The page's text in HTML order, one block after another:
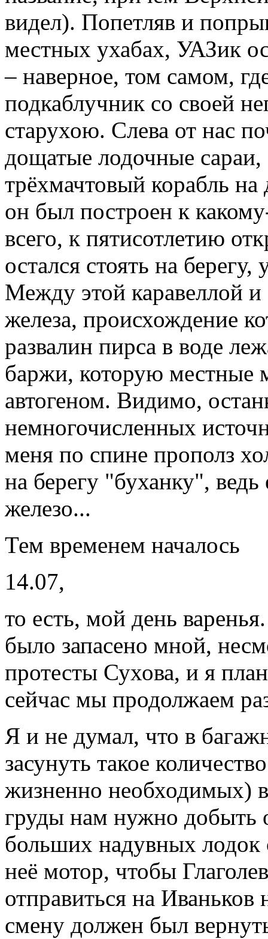
видел). Попетляв и
местных ухабах, УАЗик
– наверное, том самом,
подкаблучник со своей
старухою. Слева от нас
дощатые лодочные сараи,
трёхмачтовый корабль на
он был построен к
всего, к пятисотлетию
остался стоять на
Между этой каравеллой и
железа, происхождение
развалин пирса в воде
баржи, которую местные
автогеном. Видимо,
немногочисленных
меня по спине прополз
на берегу "буханку", ведь
железо...
Тем временем началось
14.07,
то есть, мой день
было запасено мной,
протесты Сухова, и я
сейчас мы продолжаем
Я и не думал, что в
засунуть такое
жизненно необходимых)
груды нам нужно добыть
больших надувных лодок
неё мотор, чтобы
отправиться на
смену должен был